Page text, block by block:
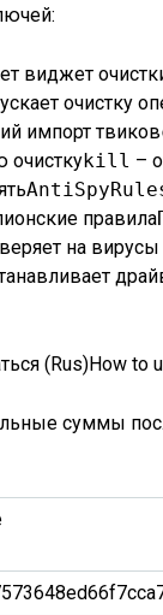
виджет
очистку
импорт твиков
очисткуkill –
правила
на вирусы
(Rus)How to
суммы